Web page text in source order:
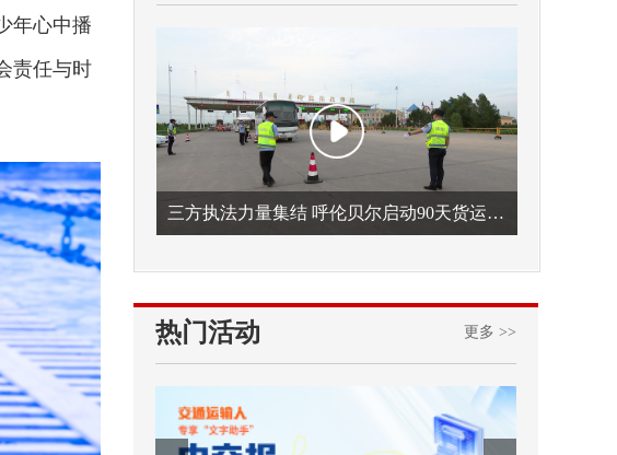
年心中播
责任与时
三方执法力量集结 呼伦贝尔启动90天货运车辆违法专项整治
热门活动 更多 >>